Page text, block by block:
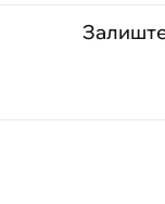
Залиште